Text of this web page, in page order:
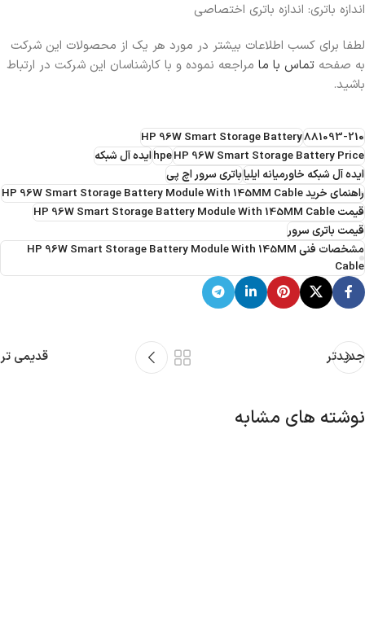
اندازه باتری: اندازه باتری اختصاصی
لطفا برای کسب اطلاعات بیشتر در مورد هر یک از محصولات این شرکت
به صفحه تماس با ما مراجعه نموده و با کارشناسان این شرکت در ارتباط
باشید.
881093-210
HP 96W Smart Storage Battery
HP 96W Smart Storage Battery Price
hpeایده آل شبکه
ایده آل شبکه خاورمیانه ایلیاباتری سرور اچ پی
راهنمای خرید HP 96W Smart Storage Battery Module With 145MM Cable
قیمت HP 96W Smart Storage Battery Module With 145MM Cable
قیمت باتری سرور
مشخصات فنی HP 96W Smart Storage Battery Module With 145MM
Cable
جدیدتر قدیمی تر
نوشته های مشابه